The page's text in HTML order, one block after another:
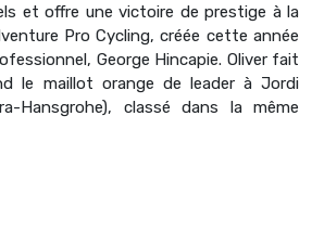
et offre une victoire de prestige à la
Pro Cycling, créée cette année
George Hincapie. Oliver fait
le maillot orange de leader à Jordi
Hansgrohe), classé dans la même